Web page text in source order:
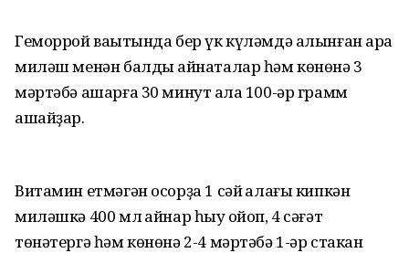
Геморрой ваҡытында бер үк күләмдә алынған ҡара
миләш менән балды ҡайнаталар һәм көнөнә 3
мәртәбә ашарға 30 минут ҡала 100-әр грамм
ашайҙар.
Витамин етмәгән осорҙа 1 сәй ҡалағы кипкән
миләшкә 400 мл ҡайнар һыу ҡойоп, 4 сәғәт
төнәтергә һәм көнөнә 2-4 мәртәбә 1-әр стакан